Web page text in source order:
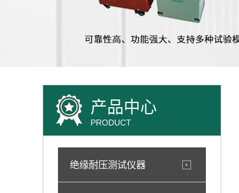
产品中心
PRODUCT
绝缘耐压测试仪器